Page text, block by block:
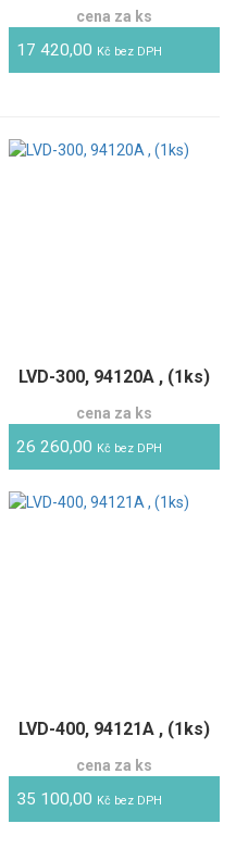
cena za ks
17 420,00 Kč bez DPH
LVD-300, 94120A , (1ks)
cena za ks
26 260,00 Kč bez DPH
LVD-400, 94121A , (1ks)
cena za ks
35 100,00 Kč bez DPH